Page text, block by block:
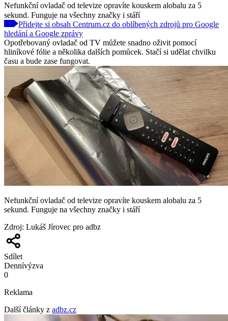
Nefunkční ovladač od televize opravíte kouskem alobalu za 5
sekund. Funguje na všechny značky i stáří
Přidejte si obsah Centrum.cz do oblíbených zdrojů pro Google
hledání a Google zprávy
Opotřebovaný ovladač od TV můžete snadno oživit pomocí
hliníkové fólie a několika dalších pomůcek. Stačí si udělat chvilku
času a bude zase fungovat.
Nefunkční ovladač od televize opravíte kouskem alobalu za 5
sekund. Funguje na všechny značky i stáří
Zdroj: Lukáš Jírovec pro adbz
Sdílet
Dennívýzva
0
Reklama
Další články z adbz.cz